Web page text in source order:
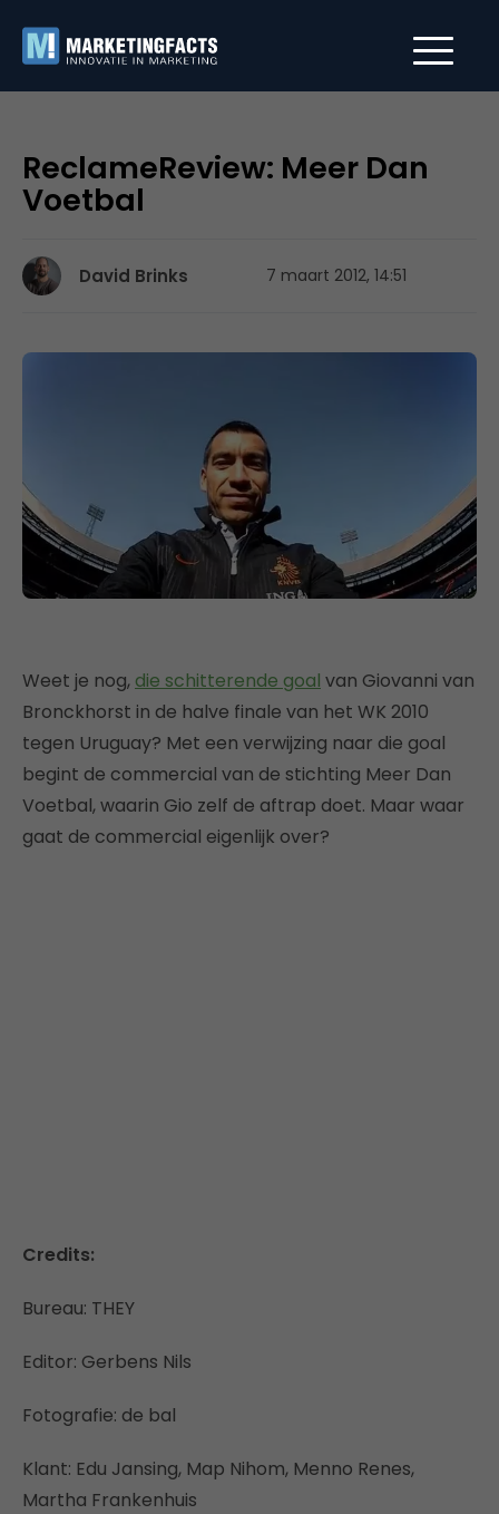
ReclameReview: Meer Dan
Voetbal
David Brinks 7 maart 2012, 14:51
Weet je nog, die schitterende goal van Giovanni van
Bronckhorst in de halve finale van het WK 2010
tegen Uruguay? Met een verwijzing naar die goal
begint de commercial van de stichting Meer Dan
Voetbal, waarin Gio zelf de aftrap doet. Maar waar
gaat de commercial eigenlijk over?
Credits:
Bureau: THEY
Editor: Gerbens Nils
Fotografie: de bal
Klant: Edu Jansing, Map Nihom, Menno Renes,
Martha Frankenhuis